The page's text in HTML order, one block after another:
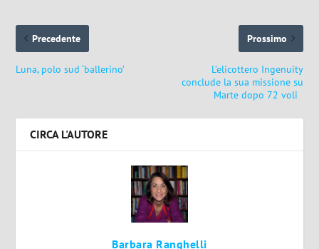
Precedente
Luna, polo sud ‘ballerino’
Prossimo
L’elicottero Ingenuity
conclude la sua missione su
Marte dopo 72 voli
CIRCA L'AUTORE
Barbara Ranghelli